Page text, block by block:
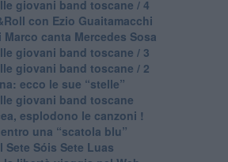
giovani band toscane / 4
con Ezio Guaitamacchi
canta Mercedes Sosa
giovani band toscane / 3
giovani band toscane / 2
ecco le sue “stelle”
giovani band toscane
esplodono le canzoni !
una “scatola blu”
Sete Sóis Sete Luas